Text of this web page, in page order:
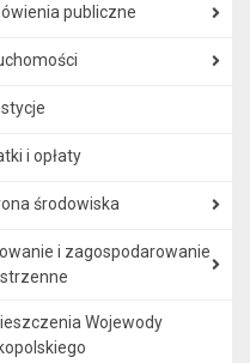
publiczne
i opłaty
środowiska
i zagospodarowanie
Wojewody